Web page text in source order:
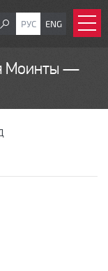
РУС ENG
Моинты —